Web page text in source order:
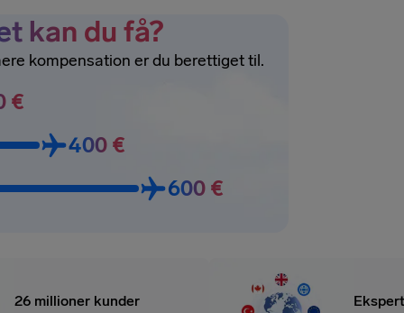
kan du få?
kompensation er du berettiget til.
€
400 €
600 €
26 millioner kunder